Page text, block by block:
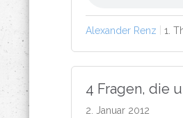
Alexander Renz 1.
4 Fragen, die
2. Januar 2012